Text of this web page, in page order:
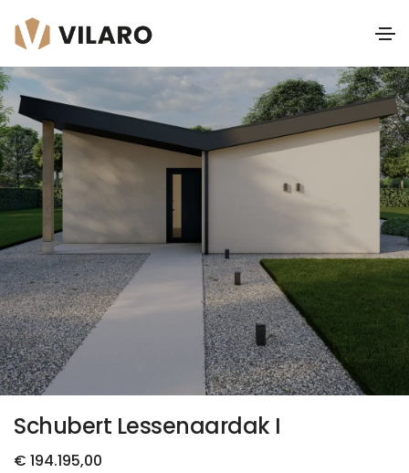
Schubert
Lessenaardak I
Schubert Lessenaardak I
€ 194.195,00